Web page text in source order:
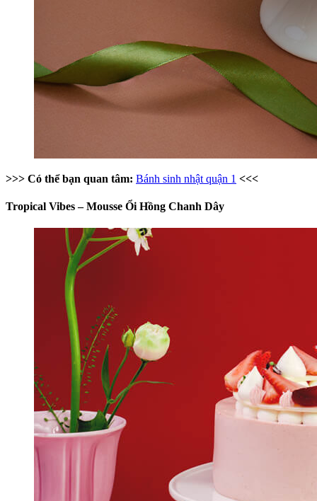
>>> Có thể bạn quan tâm: Bánh sinh nhật quận 1 <<<
Tropical Vibes – Mousse Ổi Hồng Chanh Dây